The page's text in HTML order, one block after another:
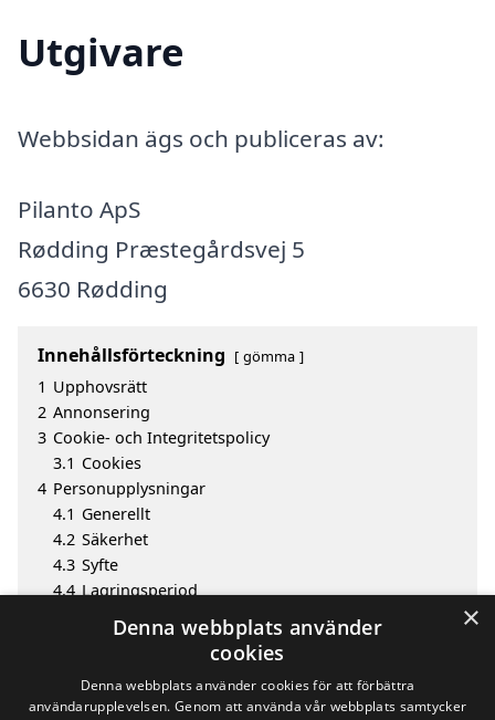
Utgivare
Webbsidan ägs och publiceras av:
Pilanto ApS
Rødding Præstegårdsvej 5
6630 Rødding
Innehållsförteckning gömma
1 Upphovsrätt
2 Annonsering
3 Cookie- och Integritetspolicy
3.1 Cookies
4 Personupplysningar
4.1 Generellt
4.2 Säkerhet
4.3 Syfte
4.4 Lagringsperiod
Offentliggörande av information
Invändningar och klagomål
×
Denna webbplats använder
cookies
Denna webbplats använder cookies för att förbättra
användarupplevelsen. Genom att använda vår webbplats samtycker